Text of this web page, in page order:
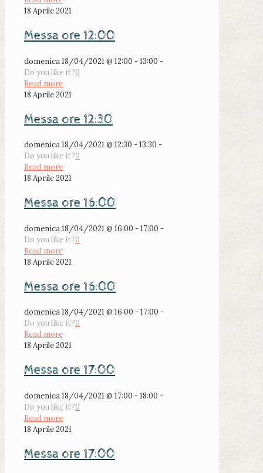
18 Aprile 2021
Messa ore 12:00
domenica 18/04/2021 @ 12:00 - 13:00 -
Do you like it?0
Read more
18 Aprile 2021
Messa ore 12:30
domenica 18/04/2021 @ 12:30 - 13:30 -
Do you like it?0
Read more
18 Aprile 2021
Messa ore 16:00
domenica 18/04/2021 @ 16:00 - 17:00 -
Do you like it?0
Read more
18 Aprile 2021
Messa ore 16:00
domenica 18/04/2021 @ 16:00 - 17:00 -
Do you like it?0
Read more
18 Aprile 2021
Messa ore 17:00
domenica 18/04/2021 @ 17:00 - 18:00 -
Do you like it?0
Read more
18 Aprile 2021
Messa ore 17:00